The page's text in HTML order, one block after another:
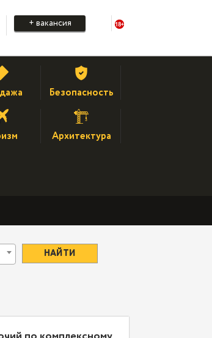
+ вакансия
Безопасность
Архитектура